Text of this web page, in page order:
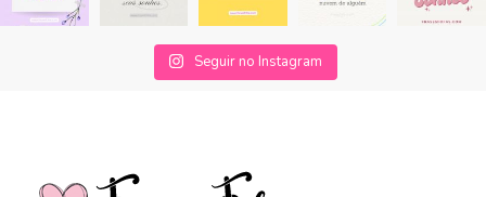
Seguir no Instagram